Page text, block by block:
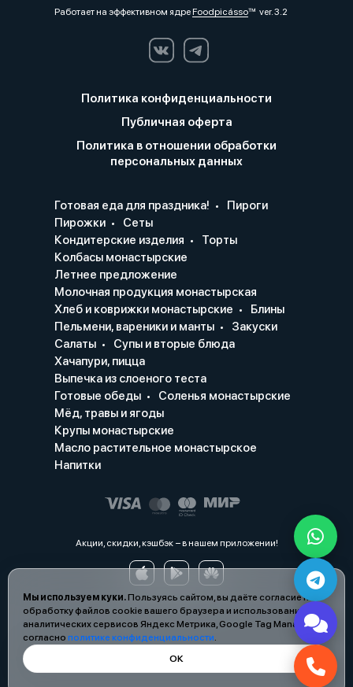
Мы используем куки.Пользуясь сайтом, вы даёте согласие на
обработку файлов cookie вашего браузера и использование
аналитических сервисов Яндекс Метрика, Google Tag Manager
согласно политике конфиденциальности.
ОК
Работает на эффективном ядреFoodpicássover. 3.2
Политика конфиденциальности
Публичная оферта
Политика в отношении обработки
персональных данных
Готовая еда для праздника!
Пироги
Пирожки
Сеты
Кондитерские изделия
Торты
Колбасы монастырские
Летнее предложение
Молочная продукция монастырская
Хлеб и коврижки монастырские
Блины
Пельмени, вареники и манты
Закуски
Салаты
Супы и вторые блюда
Хачапури, пицца
Выпечка из слоеного теста
Готовые обеды
Соленья монастырские
Мёд, травы и ягоды
Крупы монастырские
Масло растительное монастырское
Напитки
Акции, скидки, кэшбэк − в нашем приложении!